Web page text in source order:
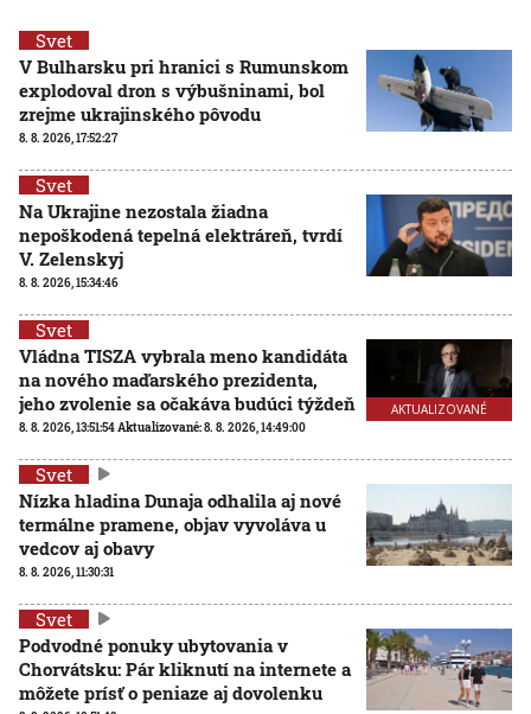
Svet
V Bulharsku pri hranici s Rumunskom
explodoval dron s výbušninami, bol
zrejme ukrajinského pôvodu
8. 8. 2026, 17:52:27
Svet
Na Ukrajine nezostala žiadna
nepoškodená tepelná elektráreň, tvrdí
V. Zelenskyj
8. 8. 2026, 15:34:46
AKTUALIZOVANÉ
Svet
Vládna TISZA vybrala meno kandidáta
na nového maďarského prezidenta,
jeho zvolenie sa očakáva budúci týždeň
8. 8. 2026, 13:51:54Aktualizované:8. 8. 2026, 14:49:00
Svet
Nízka hladina Dunaja odhalila aj nové
termálne pramene, objav vyvoláva u
vedcov aj obavy
8. 8. 2026, 11:30:31
Svet
Podvodné ponuky ubytovania v
Chorvátsku: Pár kliknutí na internete a
môžete prísť o peniaze aj dovolenku